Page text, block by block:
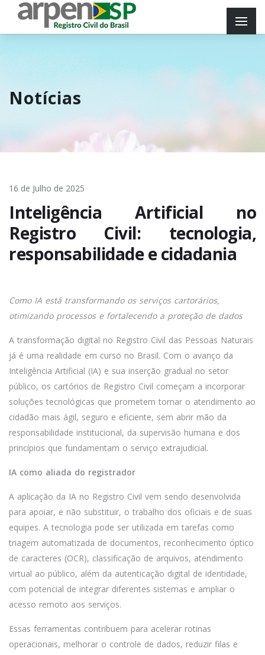
Notícias
16 de Julho de 2025
Inteligência Artificial no
Registro Civil: tecnologia,
responsabilidade e cidadania
Como IA está transformando os serviços cartorários,
otimizando processos e fortalecendo a proteção de dados
A transformação digital no Registro Civil das Pessoas Naturais
já é uma realidade em curso no Brasil. Com o avanço da
Inteligência Artificial (IA) e sua inserção gradual no setor
público, os cartórios de Registro Civil começam a incorporar
soluções tecnológicas que prometem tornar o atendimento ao
cidadão mais ágil, seguro e eficiente, sem abrir mão da
responsabilidade institucional, da supervisão humana e dos
princípios que fundamentam o serviço extrajudicial.
IA como aliada do registrador
A aplicação da IA no Registro Civil vem sendo desenvolvida
para apoiar, e não substituir, o trabalho dos oficiais e de suas
equipes. A tecnologia pode ser utilizada em tarefas como
triagem automatizada de documentos, reconhecimento óptico
de caracteres (OCR), classificação de arquivos, atendimento
virtual ao público, além da autenticação digital de identidade,
com potencial de integrar diferentes sistemas e ampliar o
acesso remoto aos serviços.
Essas ferramentas contribuem para acelerar rotinas
operacionais, melhorar o controle de dados, reduzir filas e